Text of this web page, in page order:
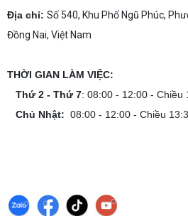
Địa chỉ: Số 540, Khu Phố Ngũ Phúc,
Đồng Nai, Việt Nam
THỜI GIAN LÀM VIỆC:
Thứ 2 - Thứ 7: 08:00 - 12:00 - Chiều
Chủ Nhật: 08:00 - 12:00 - Chiều